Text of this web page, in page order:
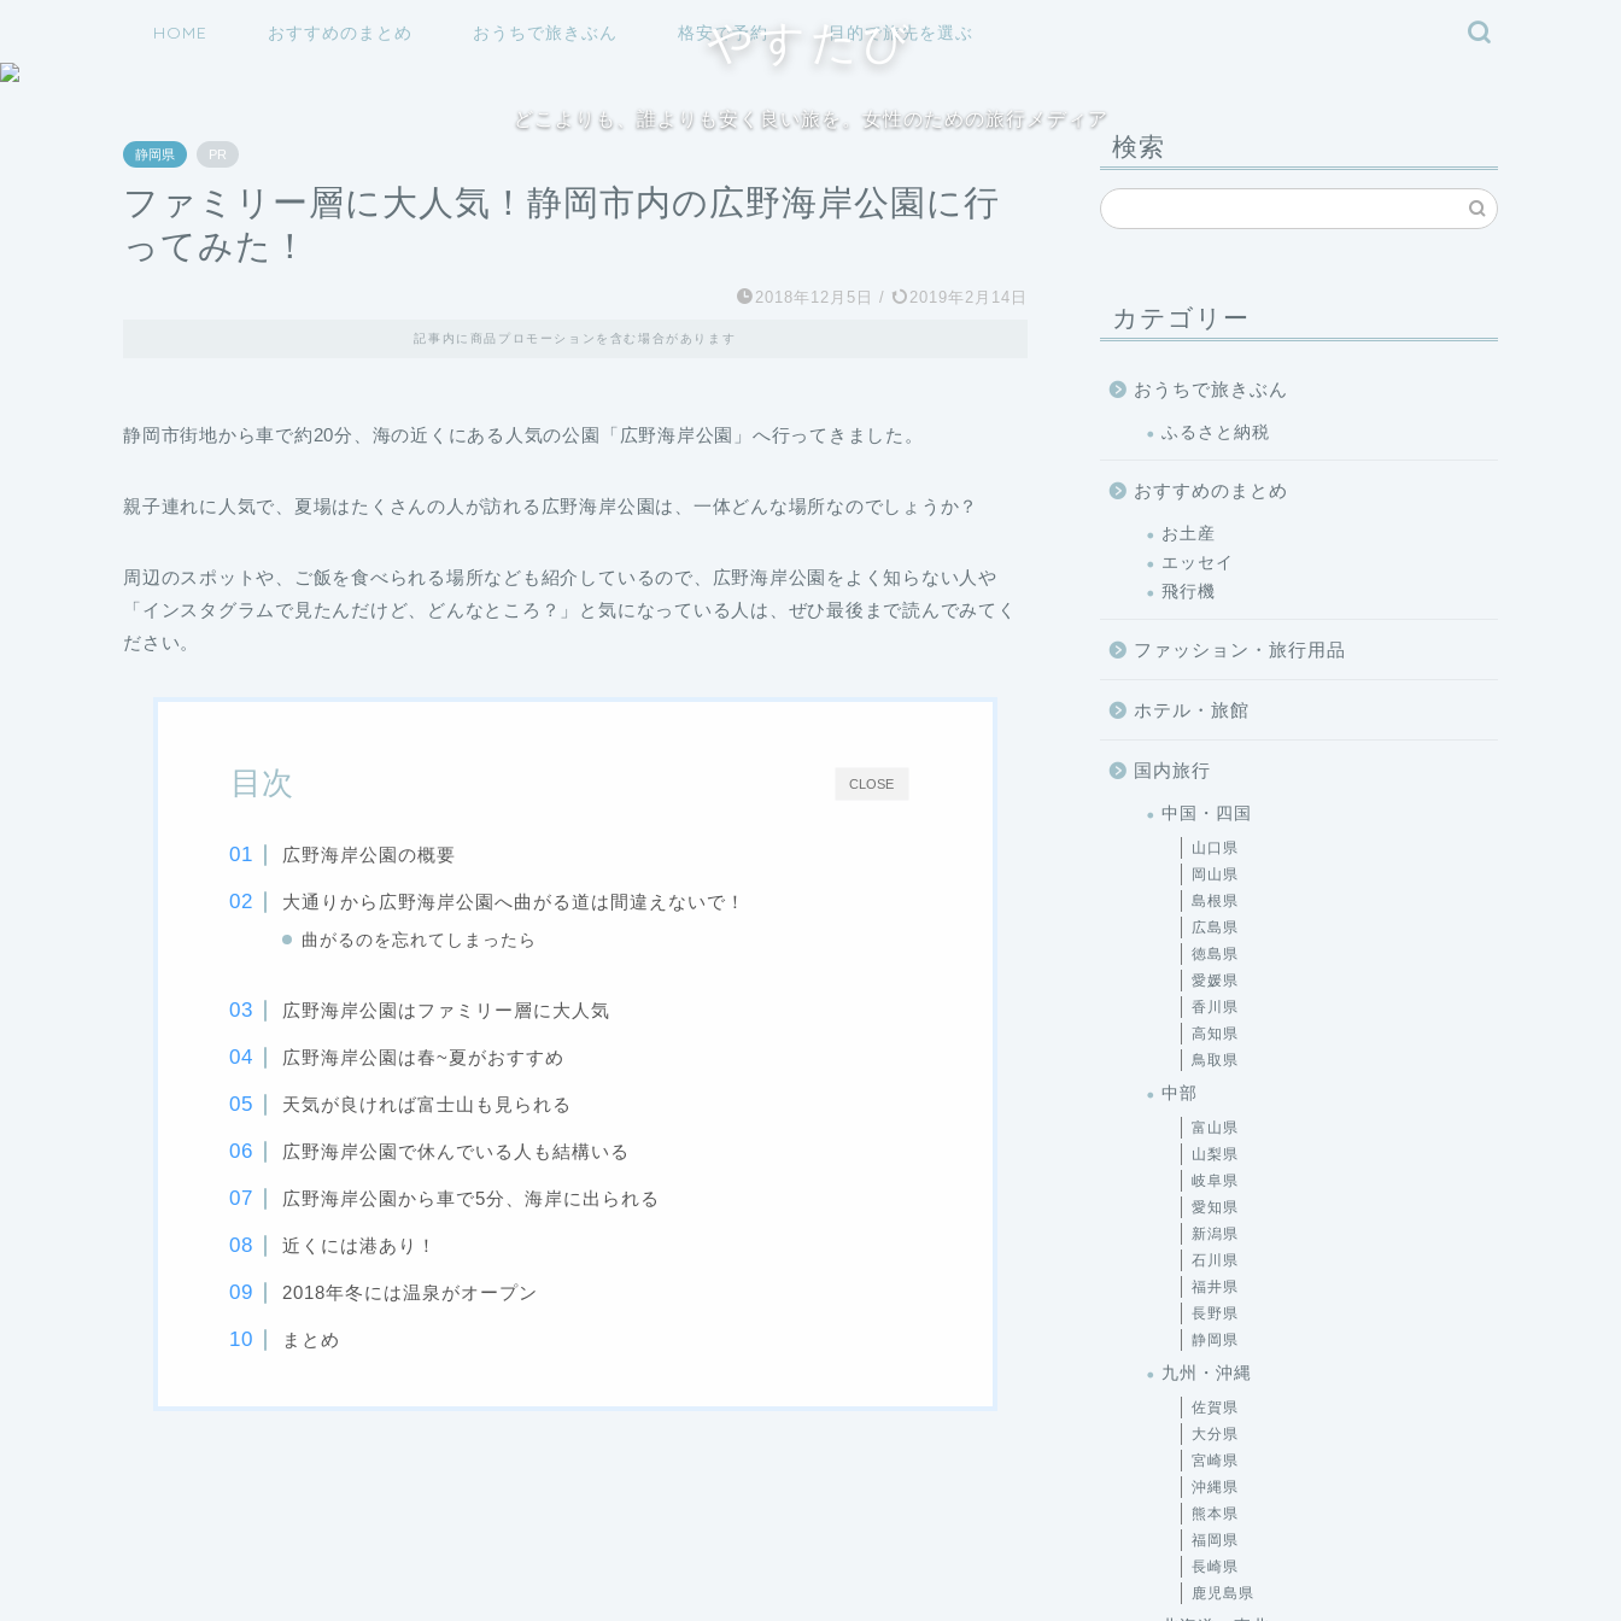
HOME おすすめのまとめ おうちで旅きぶん 格安で予約 目的で旅先を選ぶ
やすたび
どこよりも、誰よりも安く良い旅を。女性のための旅行メディア
静岡県 PR
ファミリー層に大人気！静岡市内の広野海岸公園に行
ってみた！
2018年12月5日 / 2019年2月14日
記事内に商品プロモーションを含む場合があります
静岡市街地から車で約20分、海の近くにある人気の公園「広野海岸公園」へ行ってきました。
親子連れに人気で、夏場はたくさんの人が訪れる広野海岸公園は、一体どんな場所なのでしょうか？
周辺のスポットや、ご飯を食べられる場所なども紹介しているので、広野海岸公園をよく知らない人や
「インスタグラムで見たんだけど、どんなところ？」と気になっている人は、ぜひ最後まで読んでみてく
ださい。
CLOSE
目次
広野海岸公園の概要
大通りから広野海岸公園へ曲がる道は間違えないで！
曲がるのを忘れてしまったら
広野海岸公園はファミリー層に大人気
広野海岸公園は春~夏がおすすめ
天気が良ければ富士山も見られる
広野海岸公園で休んでいる人も結構いる
広野海岸公園から車で5分、海岸に出られる
近くには港あり！
2018年冬には温泉がオープン
まとめ
検索
カテゴリー
おうちで旅きぶん
ふるさと納税
おすすめのまとめ
お土産
エッセイ
飛行機
ファッション・旅行用品
ホテル・旅館
国内旅行
中国・四国
山口県
岡山県
島根県
広島県
徳島県
愛媛県
香川県
高知県
鳥取県
中部
富山県
山梨県
岐阜県
愛知県
新潟県
石川県
福井県
長野県
静岡県
九州・沖縄
佐賀県
大分県
宮崎県
沖縄県
熊本県
福岡県
長崎県
鹿児島県